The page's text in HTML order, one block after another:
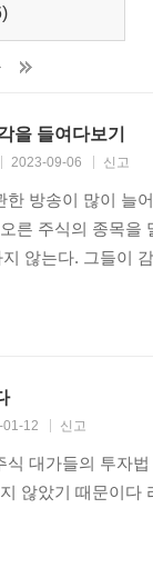
자신의 원칙을
쌓아나가는 것
대하고 기원한다.
을 들여다보기
2023-09-06 신고
한 방송이 많이 늘
른 주식의 종목
않는다. 그들이
01-12 신고
식 대가들의 투자
않았기 때문이